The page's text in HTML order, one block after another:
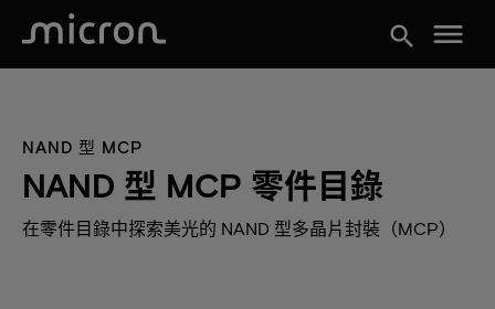
search menu
NAND 型 MCP
NAND 型 MCP 零件目錄
在零件目錄中探索美光的 NAND 型多晶片封裝（MCP）